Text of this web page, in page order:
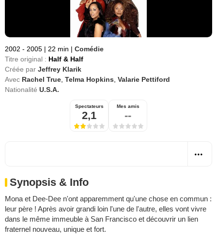
2002 - 2005 | 22 min | Comédie
Titre original : Half & Half
Créée par Jeffrey Klarik
Avec Rachel True Telma Hopkins Valarie Pettiford
Nationalité U.S.A.
Spectateurs
2,1
Mes amis
--
Synopsis & Info
Mona et Dee-Dee n'ont apparemment qu'une chose en commun :
leur père ! Après avoir grandi loin l'une de l'autre, elles vont vivre
dans le même immeuble à San Francisco et découvrir un lien
fraternel nouveau, unique et fort.